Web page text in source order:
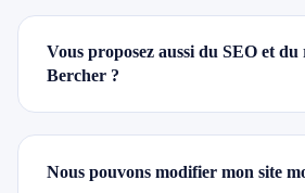
Vous proposez aussi du SEO et du
Bercher ?
Nous pouvons modifier mon site